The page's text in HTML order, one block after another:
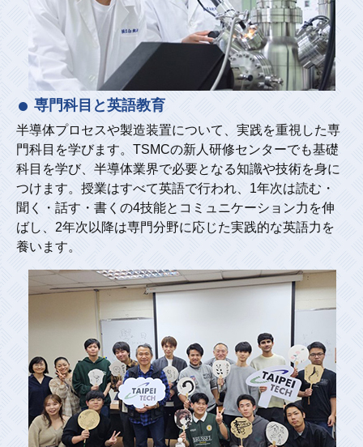
専門科目と英語教育
半導体プロセスや製造装置について、実践を重視した専
門科目を学びます。TSMCの新人研修センターでも基礎
科目を学び、半導体業界で必要となる知識や技術を身に
つけます。授業はすべて英語で行われ、1年次は読む・
聞く・話す・書くの4技能とコミュニケーション力を伸
ばし、2年次以降は専門分野に応じた実践的な英語力を
養います。